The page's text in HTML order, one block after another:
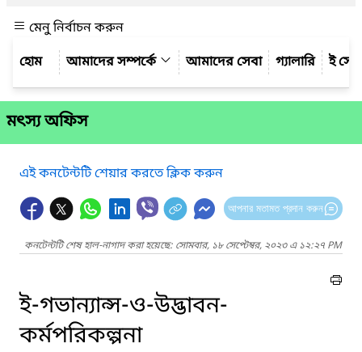
মেনু নির্বাচন করুন
আমাদের সম্পর্কে
আমাদের সেবা গ্যালারি ই
মৎস্য অফিস
এই কনটেন্টটি শেয়ার করতে ক্লিক করুন
আপনার মতামত প্রদান করুন
কনটেন্টটি শেষ হাল-নাগাদ করা হয়েছে: সোমবার, ১৮ সেপ্টেম্বর, ২০২৩ এ ১২:২৭ PM
ই-গভান্যান্স-ও-উদ্ভাবন-
কর্মপরিকল্পনা